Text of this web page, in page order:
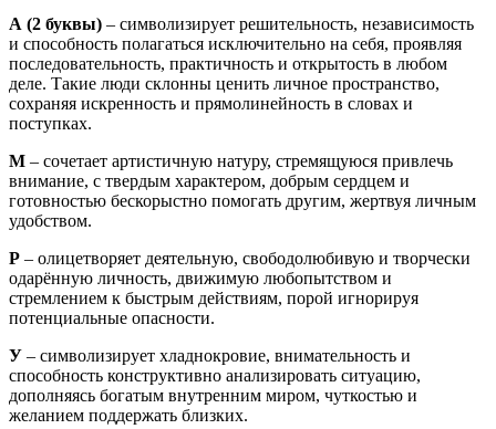
А (2 буквы) – символизирует решительность, независимость
и способность полагаться исключительно на себя, проявляя
последовательность, практичность и открытость в любом
деле. Такие люди склонны ценить личное пространство,
сохраняя искренность и прямолинейность в словах и
поступках.
М – сочетает артистичную натуру, стремящуюся привлечь
внимание, с твердым характером, добрым сердцем и
готовностью бескорыстно помогать другим, жертвуя личным
удобством.
Р – олицетворяет деятельную, свободолюбивую и творчески
одарённую личность, движимую любопытством и
стремлением к быстрым действиям, порой игнорируя
потенциальные опасности.
У – символизирует хладнокровие, внимательность и
способность конструктивно анализировать ситуацию,
дополняясь богатым внутренним миром, чуткостью и
желанием поддержать близких.